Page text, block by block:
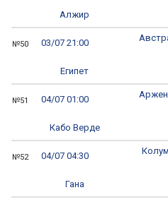
Алжир
№50 03/07 21:00
Египет
№51 04/07 01:00
Кабо Верде
№52 04/07 04:30
Гана